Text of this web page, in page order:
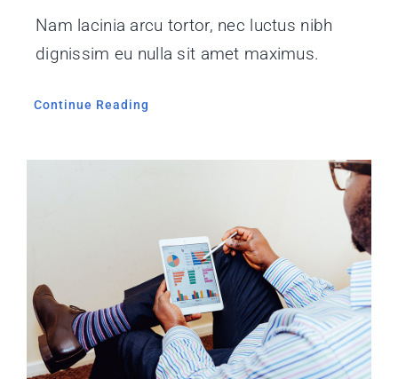
Nam lacinia arcu tortor, nec luctus nibh
dignissim eu nulla sit amet maximus.
Continue Reading